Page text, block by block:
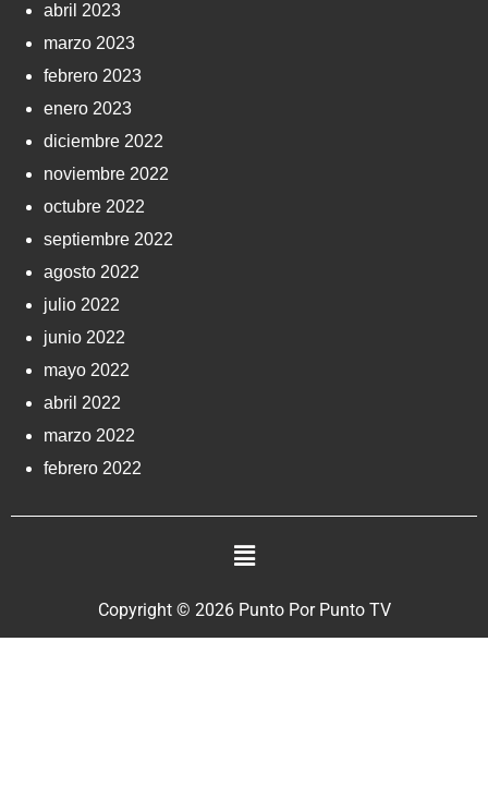
abril 2023
marzo 2023
febrero 2023
enero 2023
diciembre 2022
noviembre 2022
octubre 2022
septiembre 2022
agosto 2022
julio 2022
junio 2022
mayo 2022
abril 2022
marzo 2022
febrero 2022
Copyright © 2026 Punto Por Punto TV